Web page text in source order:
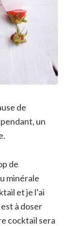
de
un
de
minérale
et je l’ai
à doser
cocktail sera